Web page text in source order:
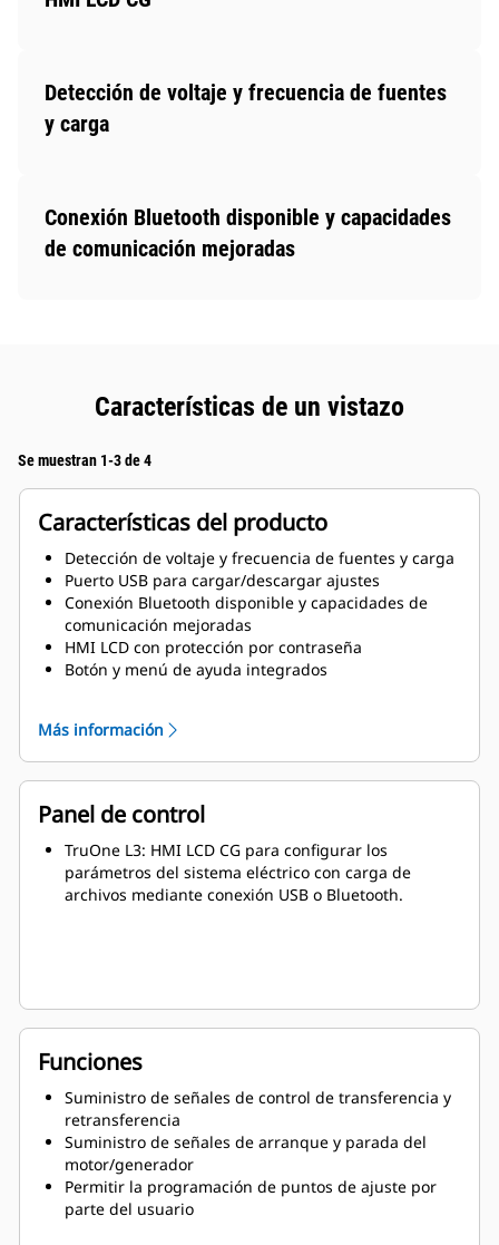
Detección de voltaje y frecuencia de fuentes
y carga
Conexión Bluetooth disponible y capacidades
de comunicación mejoradas
Características de un vistazo
Se muestran 1-3 de 4
Características del producto
Detección de voltaje y frecuencia de fuentes y carga
Puerto USB para cargar/descargar ajustes
Conexión Bluetooth disponible y capacidades de
comunicación mejoradas
HMI LCD con protección por contraseña
Botón y menú de ayuda integrados
Más información
Panel de control
TruOne L3: HMI LCD CG para configurar los
parámetros del sistema eléctrico con carga de
archivos mediante conexión USB o Bluetooth.
Funciones
Suministro de señales de control de transferencia y
retransferencia
Suministro de señales de arranque y parada del
motor/generador
Permitir la programación de puntos de ajuste por
parte del usuario